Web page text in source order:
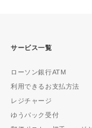
サービス一覧
ローソン銀行ATM
利用できるお支払方法
レジチャージ
ゆうパック受付